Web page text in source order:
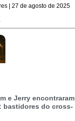
27 de agosto de 2025
e Jerry encontraram
bastidores do cross-